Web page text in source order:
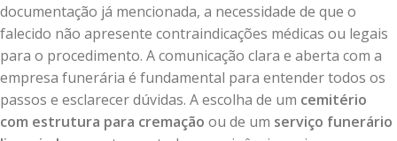
documentação já mencionada, a necessidade de que o
falecido não apresente contraindicações médicas ou legais
para o procedimento. A comunicação clara e aberta com a
empresa funerária é fundamental para entender todos os
passos e esclarecer dúvidas. A escolha de um cemitério
com estrutura para cremação ou de um serviço funerário